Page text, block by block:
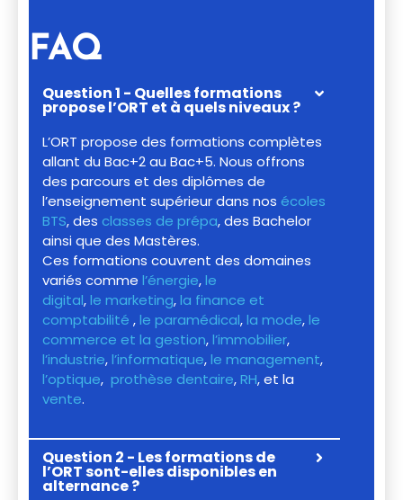
FAQ
Question 1 - Quelles formations
propose l’ORT et à quels niveaux ?
L’ORT propose des formations complètes
allant du Bac+2 au Bac+5. Nous offrons
des parcours et des diplômes de
l’enseignement supérieur dans nos écoles
BTS, des classes de prépa, des Bachelor
ainsi que des Mastères.
Ces formations couvrent des domaines
variés comme l’énergie,le
digital,le marketing,la finance et
comptabilité ,le paramédical,la mode,le
commerce et la gestion,l’immobilier,
l’industrie,l’informatique,le management,
l’optique, prothèse dentaire,RH, et la
vente.
Question 2 - Les formations de
l’ORT sont-elles disponibles en
alternance ?